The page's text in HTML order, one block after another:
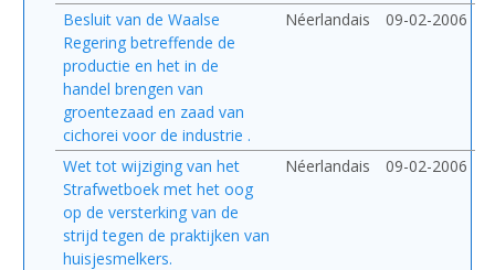
Besluit van de Waalse
Regering betreffende de
productie en het in de
handel brengen van
groentezaad en zaad van
cichorei voor de industrie .
Néerlandais 09-02-2006
Wet tot wijziging van het
Strafwetboek met het oog
op de versterking van de
strijd tegen de praktijken van
huisjesmelkers.
Néerlandais 09-02-2006